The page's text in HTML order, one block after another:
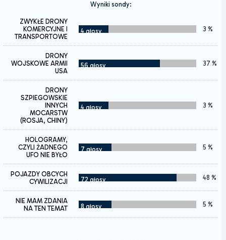
Wyniki sondy:
ZWYKŁE DRONY
KOMERCYJNE I
TRANSPORTOWE
4 głosy 3 %
DRONY
WOJSKOWE ARMII
USA
56 głosy 37 %
DRONY
SZPIEGOWSKIE
INNYCH
MOCARSTW
(ROSJA, CHINY)
4 głosy 3 %
HOLOGRAMY,
CZYLI ŻADNEGO
UFO NIE BYŁO
7 głosy 5 %
POJAZDY OBCYCH
CYWILIZACJI
72 głosy 48 %
NIE MAM ZDANIA
NA TEN TEMAT
8 głosy 5 %